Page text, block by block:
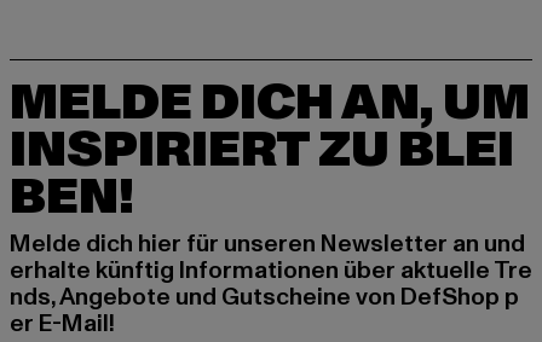
MELDE DICH AN, UM
INSPIRIERT ZU BLEI
BEN!
Melde dich hier für unseren Newsletter an und
erhalte künftig Informationen über aktuelle Tre
nds, Angebote und Gutscheine von DefShop p
er E-Mail!